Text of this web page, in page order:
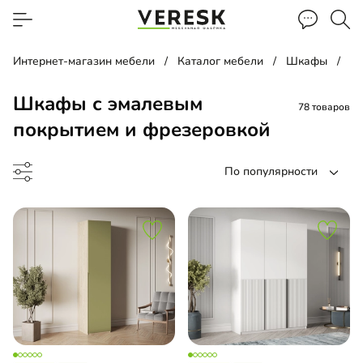
Интернет-магазин мебели Каталог мебели Шкафы
Шкафы с эмалевым
покрытием и фрезеровкой
78 товаров
По популярности
купе
гармошка